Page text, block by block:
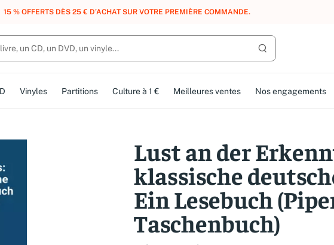
POINTS, DES RÉCOMPENSES :REJOIGNEZ GRATUITEMENT LE CLUB AMMAREAL.
Lancer la
Vinyles Partitions Culture à 1 € Meilleures ventes Nos engagements
Lust an der
klassische
Ein Lesebuch
Taschenbuch)